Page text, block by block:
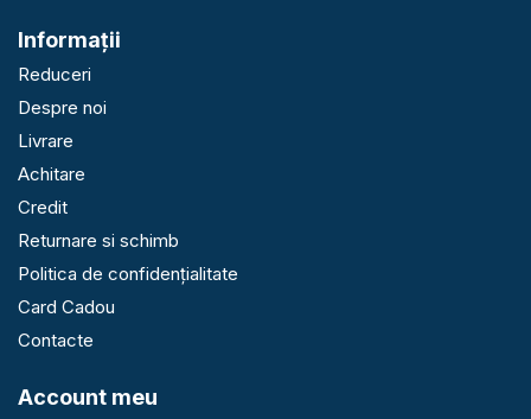
Informaţii
Reduceri
Despre noi
Livrare
Achitare
Credit
Returnare si schimb
Politica de confidențialitate
Card Cadou
Contacte
Account meu